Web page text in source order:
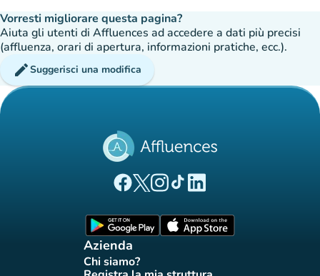
Vorresti migliorare questa pagina?
Aiuta gli utenti di Affluences ad accedere a dati più precisi
(affluenza, orari di apertura, informazioni pratiche, ecc.).
editSuggerisci una modifica
(nuova scheda)
(nuova scheda)
(nuova scheda)
(nuova scheda)
(nuova scheda)
Azienda
Chi siamo?(nuova scheda)